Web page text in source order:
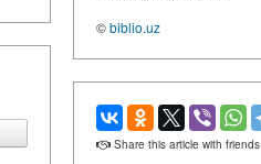
©biblio.uz
Share this article with friends